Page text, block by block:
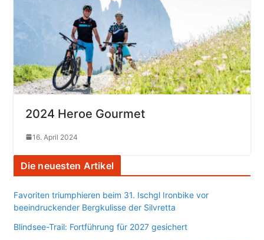
2024 Heroe Gourmet
16. April 2024
Die neuesten Artikel
Favoriten triumphieren beim 31. Ischgl Ironbike vor
beeindruckender Bergkulisse der Silvretta
Blindsee-Trail: Fortführung für 2027 gesichert